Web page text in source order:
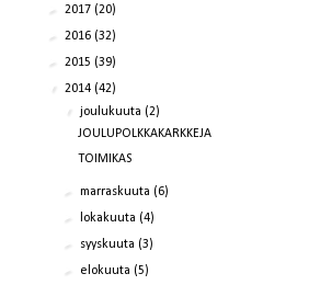
► 2017 (20)
► 2016 (32)
► 2015 (39)
▼ 2014 (42)
▼joulukuuta (2)
JOULUPOLKKAKARKKEJA
TOIMIKAS
►marraskuuta (6)
► lokakuuta (4)
► syyskuuta (3)
► elokuuta (5)